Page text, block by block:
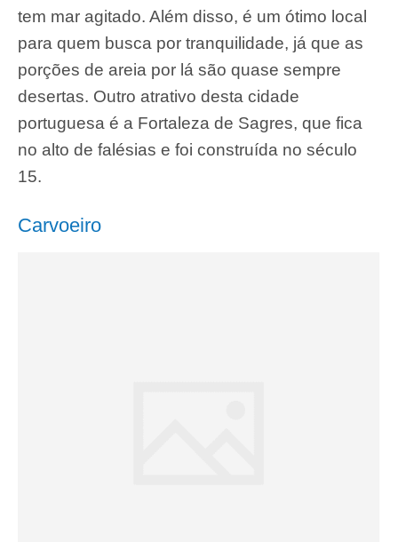
tem mar agitado. Além disso, é um ótimo local
para quem busca por tranquilidade, já que as
porções de areia por lá são quase sempre
desertas. Outro atrativo desta cidade
portuguesa é a Fortaleza de Sagres, que fica
no alto de falésias e foi construída no século
15.
Carvoeiro